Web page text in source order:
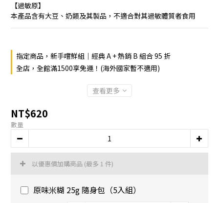
【過敏原】
本產品含有大豆、奶類及其製品，不適合對其過敏體質者食用
指定商品，新手嚐鮮組｜經典 A + 熱銷 B 組合 95 折
全店，全館滿1500享免運！(海外國家暫不適用)
查看更多
NT$620
數量
以優惠價加購商品 (最多 1 件)
原味米糊 25g 隨身包（5入組）